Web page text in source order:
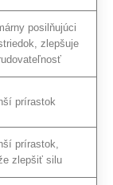
posilňujúci
zlepšuje
prírastok
prírastok,
zlepšiť silu